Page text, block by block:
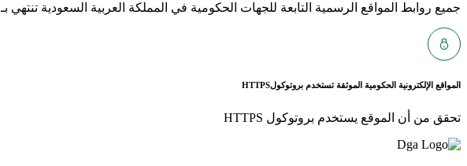
جميع روابط المواقع الرسمية التابعة للجهات الحكومية في المملكة العربية السعودية تنتهي بـ gov.sa
المواقع الإلكترونية الحكومية الموثقة تستخدم بروتوكولHTTPS
تحقق من أن الموقع يستخدم بروتوكول HTTPS